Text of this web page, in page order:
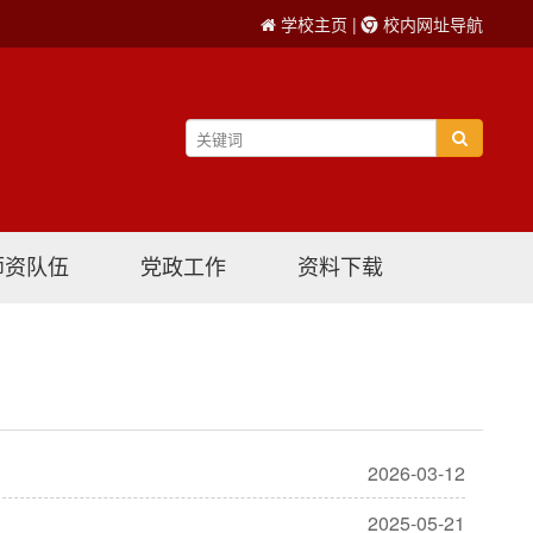
学校主页 | 校内网址导航
队伍 党政工作 资料下载
2026-03-12
2025-05-21